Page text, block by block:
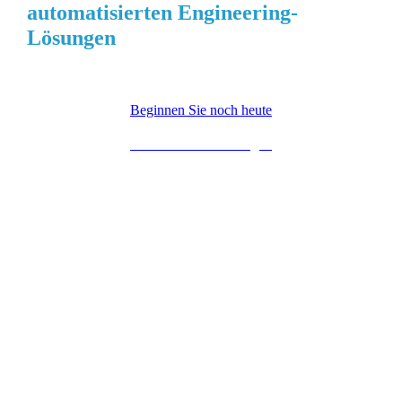
automatisierten Engineering-
Lösungen
Beginnen Sie noch heute